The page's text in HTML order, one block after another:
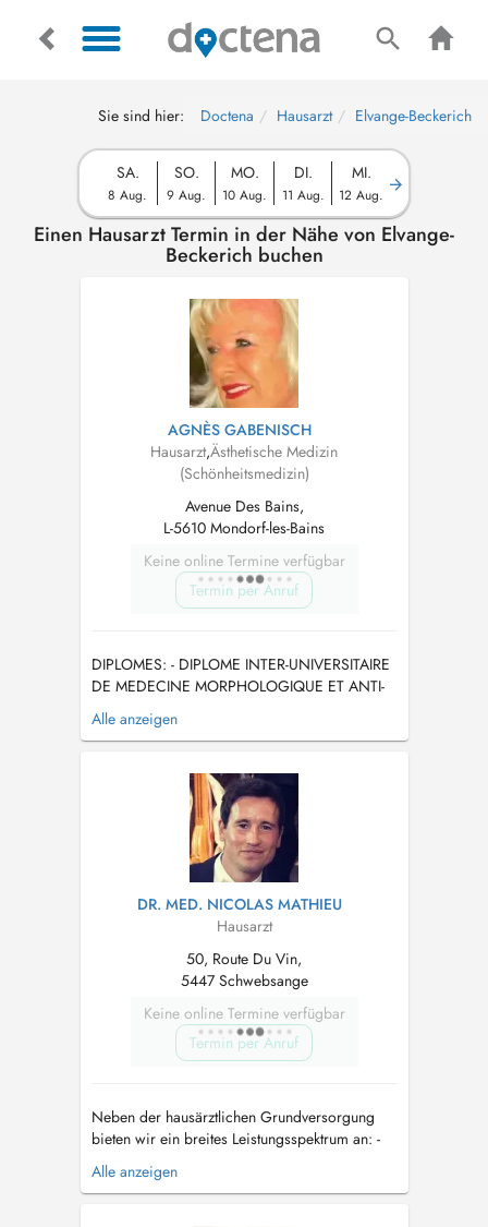
Sie sind hier: Doctena Hausarzt Elvange-Beckerich
SA.
8 Aug.
SO.
9 Aug.
MO.
10 Aug.
DI.
11 Aug.
MI.
12 Aug.
Einen Hausarzt Termin in der Nähe von Elvange-
Beckerich buchen
AGNÈS GABENISCH
Hausarzt,Ästhetische Medizin
(Schönheitsmedizin)
Avenue Des Bains,
L-5610 Mondorf-les-Bains
Keine online Termine verfügbar
Termin per Anruf
DIPLOMES: - DIPLOME INTER-UNIVERSITAIRE
DE MEDECINE MORPHOLOGIQUE ET ANTI-
AGE Image corporelle et prévention dans le
vieillissement DIPLOME QUALIFIANT
L'ORDRE DES MEDECINS FRANCAIS -
Diplôme du Collège National de Médecine
Alle anzeigen
DR. MED. NICOLAS MATHIEU
Hausarzt
50, Route Du Vin,
5447 Schwebsange
Keine online Termine verfügbar
Termin per Anruf
Neben der hausärztlichen Grundversorgung
bieten wir ein breites Leistungsspektrum an: -
präzise Diagnostik mittels moderner
Ultraschallgeräte, EKG, Langzeit-EKG/Blutdruck,
Alle anzeigen